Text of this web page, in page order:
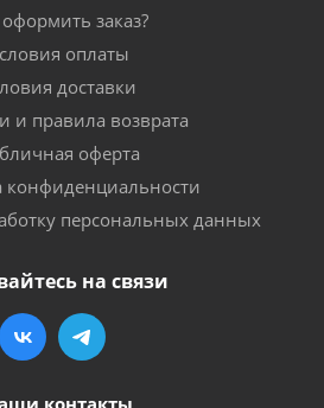
заказ?
оплаты
доставки
и правила возврата
оферта
конфиденциальности
персональных данных
на связи
контакты